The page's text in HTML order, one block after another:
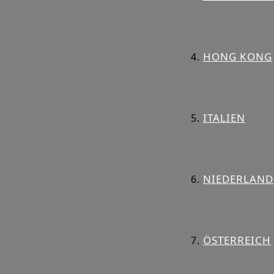
HONG KONG
ITALIEN
ÖSTERREICH